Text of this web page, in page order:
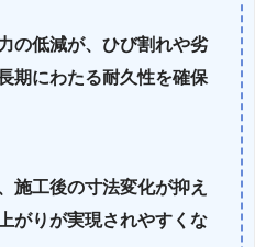
の低減が、ひび割れや劣
期にわたる耐久性を確保
施工後の寸法変化が抑え
がりが実現されやすくな